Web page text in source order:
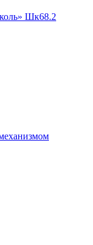
Шк68.2